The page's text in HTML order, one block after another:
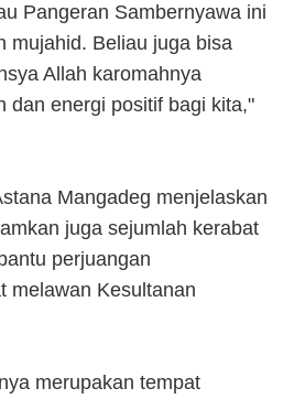
Pangeran Sambernyawa ini
mujahid. Beliau juga bisa
Allah karomahnya
dan energi positif bagi kita,"
Mangadeg menjelaskan
juga sejumlah kerabat
perjuangan
melawan Kesultanan
merupakan tempat